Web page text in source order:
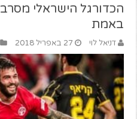
הכדורגל הישראלי
באמת
דניאל לוי 27 באפריל 2018